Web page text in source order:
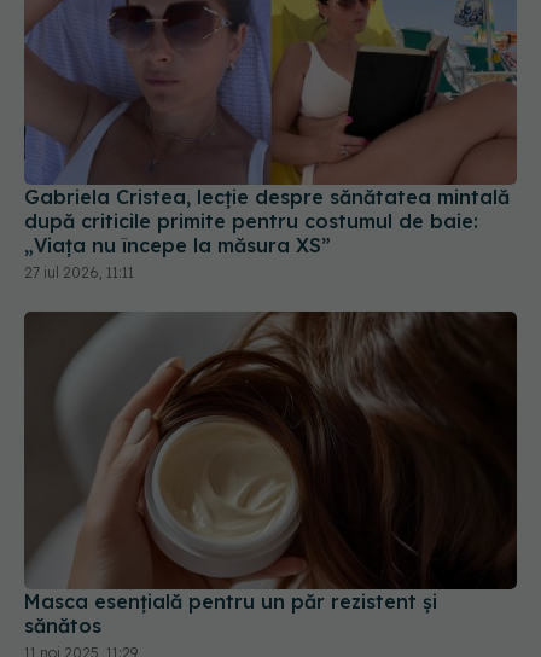
Gabriela Cristea, lecție despre sănătatea mintală
după criticile primite pentru costumul de baie:
„Viața nu începe la măsura XS”
27 iul 2026, 11:11
Masca esențială pentru un păr rezistent și
sănătos
11 noi 2025, 11:29